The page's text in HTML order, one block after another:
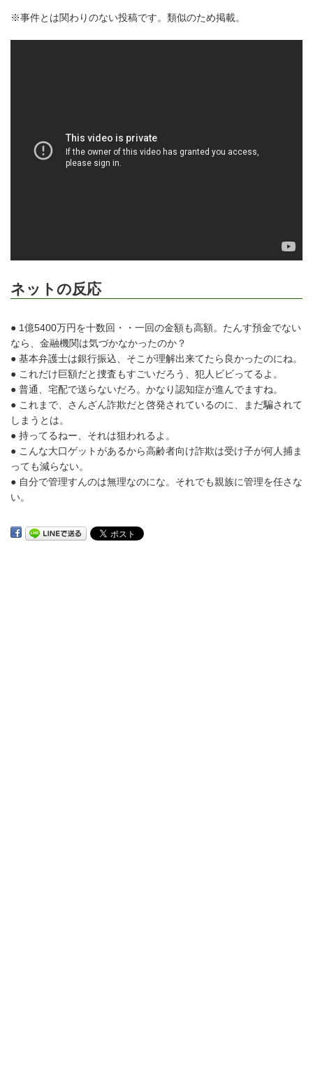
※事件とは関わりのない投稿です。類似のため掲載。
ネットの反応
● 1億5400万円を十数回・・一回の金額も高額。たんす預金でない
なら、金融機関は気づかなかったのか？
● 基本弁護士は銀行振込、そこが理解出来てたら良かったのにね。
● これだけ巨額だと捜査もすごいだろう、犯人ビビってるよ。
● 普通、宅配で送らないだろ。かなり認知症が進んでますね。
● これまで、さんざん詐欺だと啓発されているのに、まだ騙されて
しまうとは。
● 持ってるねー、それは狙われるよ。
● こんな大口ゲットがあるから高齢者向け詐欺は受け子が何人捕ま
っても減らない。
● 自分で管理すんのは無理なのにな。それでも親族に管理を任さな
い。